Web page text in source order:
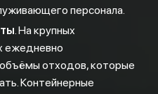
персонала.
. На крупных
ежедневно
отходов, которые
Контейнерные